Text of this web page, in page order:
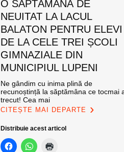
O SĂPTĂMÂNĂ DE
NEUITAT LA LACUL
BALATON PENTRU ELEVI
DE LA CELE TREI ȘCOLI
GIMNAZIALE DIN
MUNICIPIUL LUPENI
Ne gândim cu inima plină de
recunoștință la săptămâna ce tocmai
trecut! Cea mai
CITEȘTE MAI DEPARTE
Distribuie acest articol